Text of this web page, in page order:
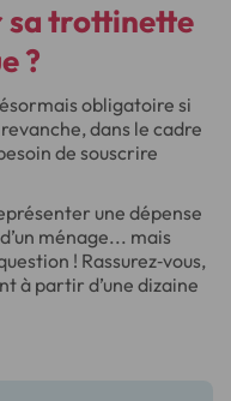
sa trottinette
?
obligatoire si
dans le cadre
de souscrire
une dépense
ménage... mais
! Rassurez‐vous,
à partir d’une dizaine